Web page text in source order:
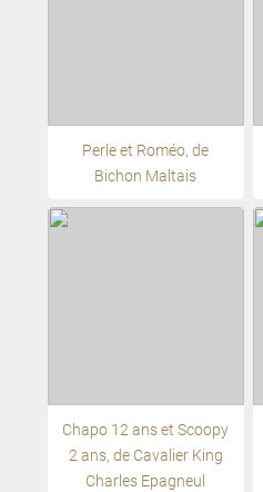
Perle et Roméo, de
Bichon Maltais
Chapo 12 ans et Scoopy
2 ans, de Cavalier King
Charles Epagneul